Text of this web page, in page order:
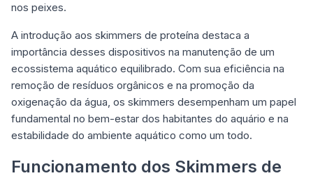
nos peixes.
A introdução aos skimmers de proteína destaca a
importância desses dispositivos na manutenção de um
ecossistema aquático equilibrado. Com sua eficiência na
remoção de resíduos orgânicos e na promoção da
oxigenação da água, os skimmers desempenham um papel
fundamental no bem-estar dos habitantes do aquário e na
estabilidade do ambiente aquático como um todo.
Funcionamento dos Skimmers de